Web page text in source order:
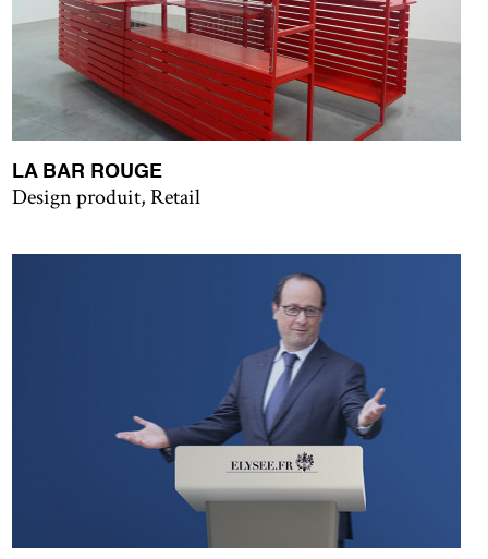
LA BAR ROUGE
Design produit, Retail